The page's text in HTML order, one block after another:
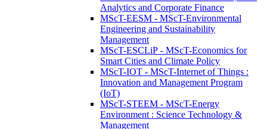
Analytics and Corporate Finance
MScT-EESM - MScT-Environmental
Engineering and Sustainability
Management
MScT-ESCLiP - MScT-Economics for
Smart Cities and Climate Policy
MScT-IOT - MScT-Internet of Things :
Innovation and Management Program
(IoT)
MScT-STEEM - MScT-Energy
Environment : Science Technology &
Management